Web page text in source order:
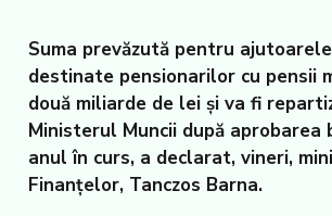
Suma prevăzută pentru ajutoarele
destinate pensionarilor cu pensii
două miliarde de lei și va fi
Ministerul Muncii după aprobarea
anul în curs, a declarat, vineri,
Finanțelor, Tanczos Barna.